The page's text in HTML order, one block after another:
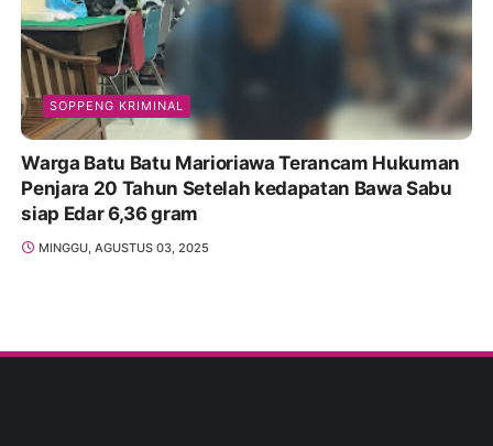
SOPPENG KRIMINAL
Warga Batu Batu Marioriawa Terancam Hukuman
Penjara 20 Tahun Setelah kedapatan Bawa Sabu
siap Edar 6,36 gram
MINGGU, AGUSTUS 03, 2025